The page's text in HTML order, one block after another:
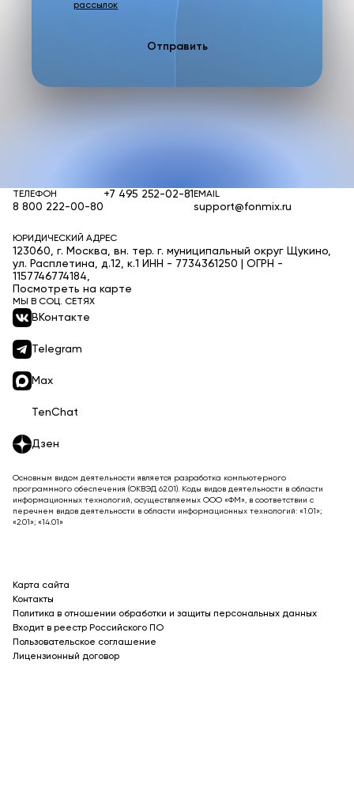
рассылок
Отправить
ТЕЛЕФОН
8 800 222-00-80
+7 495 252-02-81 EMAIL
support@fonmix.ru
ЮРИДИЧЕСКИЙ АДРЕС
123060, г. Москва, вн. тер. г. муниципальный округ Щукино,
ул. Расплетина, д.12, к.1 ИНН - 7734361250 | ОГРН -
1157746774184,
Посмотреть на карте
МЫ В СОЦ. СЕТЯХ
ВКонтакте
Telegram
Max
TenChat
Дзен
Основным видом деятельности является разработка компьютерного
программного обеспечения (ОКВЭД 62.01). Коды видов деятельности в области
информационных технологий, осуществляемых ООО «ФМ», в соответствии с
перечнем видов деятельности в области информационных технологий: «1.01»;
«2.01»; «14.01»
Карта сайта
Контакты
Политика в отношении обработки и защиты персональных данных
Входит в реестр Российского ПО
Пользовательское соглашение
Лицензионный договор